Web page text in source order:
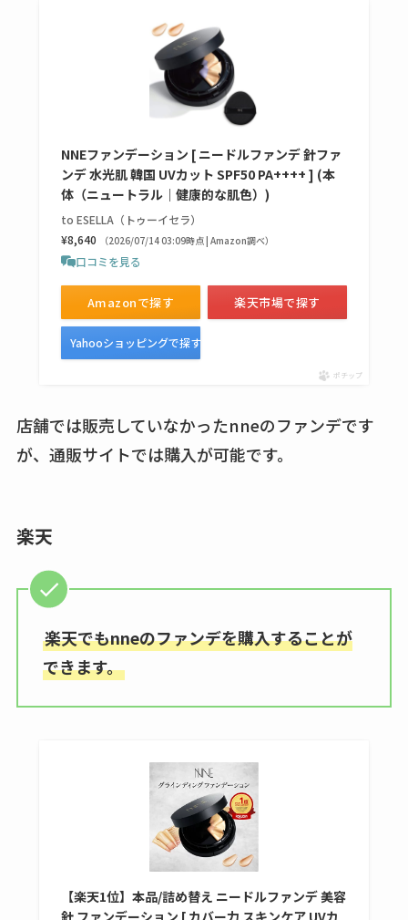
NNEファンデーション [ ニードルファンデ 針ファ
ンデ 水光肌 韓国 UVカット SPF50 PA++++ ] (本
体（ニュートラル｜健康的な肌色）)
to ESELLA（トゥーイセラ）
¥8,640
（2026/07/14 03:09時点 | Amazon調べ）
口コミを見る
Amazonで探す 楽天市場で探す
Yahooショッピングで探す
ポチップ
店舗では販売していなかったnneのファンデです
が、通販サイトでは購入が可能です。
楽天
楽天でもnneのファンデを購入することが
できます。
【楽天1位】本品/詰め替え ニードルファンデ 美容
針 ファンデーション [ カバー力 スキンケア UVカ